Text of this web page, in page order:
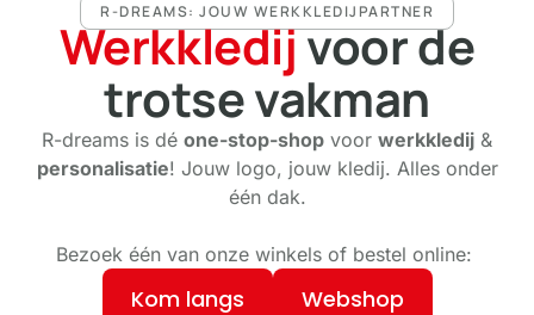
R-DREAMS: JOUW WERKKLEDIJPARTNER
Werkkledijvoor de
trotse vakman
R-dreams is dé one-stop-shop voor werkkledij &
personalisatie! Jouw logo, jouw kledij. Alles onder
één dak.
Bezoek één van onze winkels of bestel online:
Kom langs Webshop